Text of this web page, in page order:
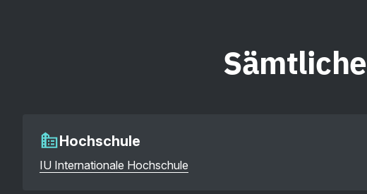
Sämtliche
Hochschule
IU Internationale Hochschule